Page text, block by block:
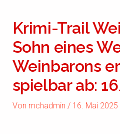
Krimi-Trail
Sohn eines
Weinbarons
spielbar ab:
Von mchadmin / 16. Mai 2025